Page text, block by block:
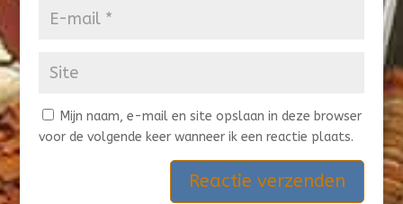
Mijn naam, e-mail en site opslaan in deze browser
voor de volgende keer wanneer ik een reactie plaats.